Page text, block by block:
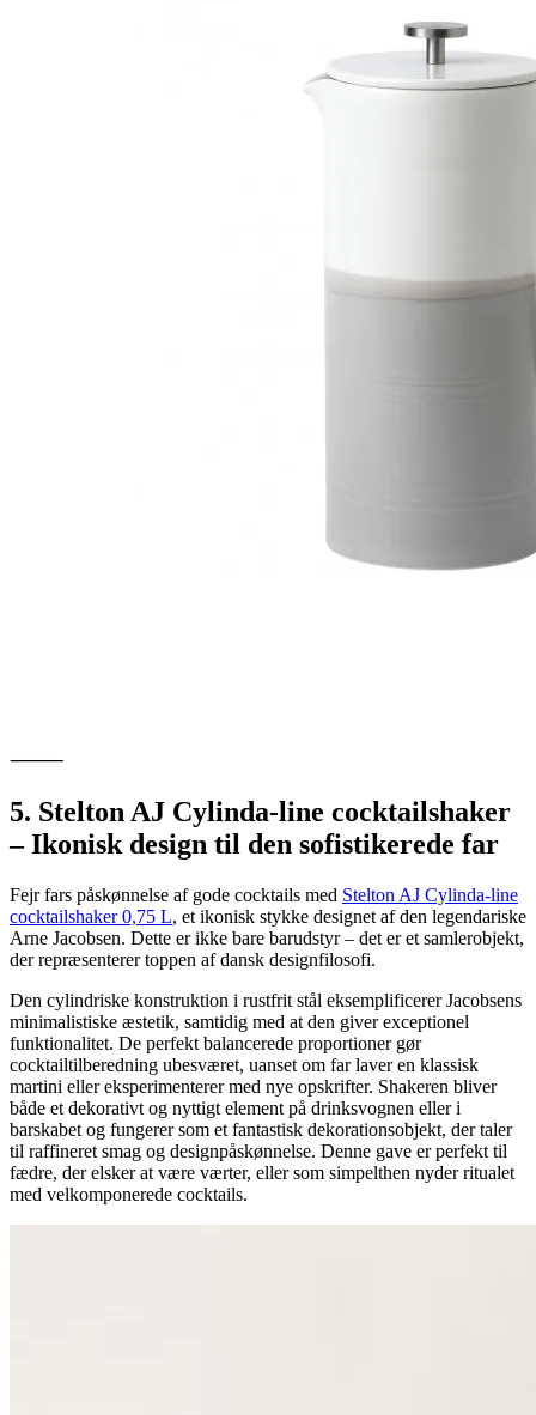
⸻
5. Stelton AJ Cylinda-line cocktailshaker
– Ikonisk design til den sofistikerede far
Fejr fars påskønnelse af gode cocktails med Stelton AJ Cylinda-line
cocktailshaker 0,75 L, et ikonisk stykke designet af den legendariske
Arne Jacobsen. Dette er ikke bare barudstyr – det er et samlerobjekt,
der repræsenterer toppen af dansk designfilosofi.
Den cylindriske konstruktion i rustfrit stål eksemplificerer Jacobsens
minimalistiske æstetik, samtidig med at den giver exceptionel
funktionalitet. De perfekt balancerede proportioner gør
cocktailtilberedning ubesværet, uanset om far laver en klassisk
martini eller eksperimenterer med nye opskrifter. Shakeren bliver
både et dekorativt og nyttigt element på drinksvognen eller i
barskabet og fungerer som et fantastisk dekorationsobjekt, der taler
til raffineret smag og designpåskønnelse. Denne gave er perfekt til
fædre, der elsker at være værter, eller som simpelthen nyder ritualet
med velkomponerede cocktails.